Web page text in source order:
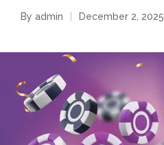
Posted
By admin December 2, 2025